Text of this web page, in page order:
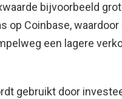
bijvoorbeeld
op Coinbase,
een lagere
gebruikt door